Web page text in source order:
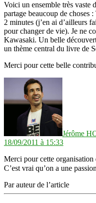
Voici un ensemble très vaste
partage beaucoup de choses
2 minutes (j’en ai d’ailleurs
pour changer de vie). Je ne
Kawasaki. Un belle
un thème central du livre de
Merci pour cette belle
Jérôme
18/09/2011 à 15:33
Merci pour cette
C’est vrai qu’on a une
Par auteur de l’article